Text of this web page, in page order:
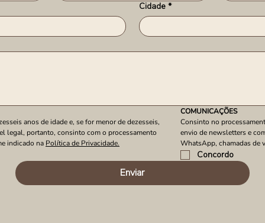
Cidade *
anos de idade e, se for menor de dezesseis,
legal, portanto, consinto com o processamento
indicado na Política de Privacidade.
COMUNICAÇÕES
Consinto no
envio de newsletters e
WhatsApp, chamadas de
Concordo
Enviar